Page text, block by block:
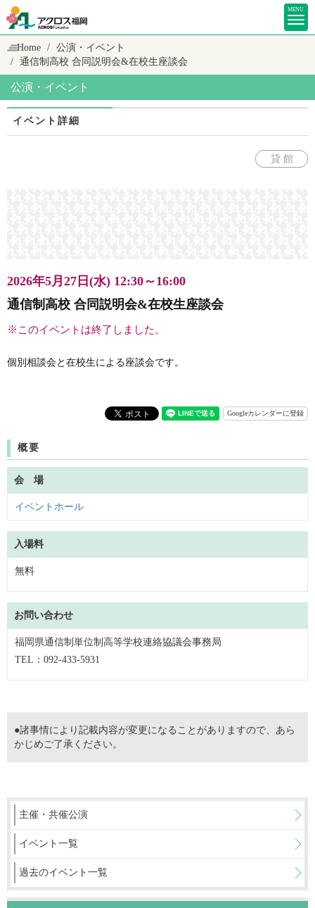
MENU
Home
公演・イベント
通信制高校 合同説明会&在校生座談会
公演・イベント
イベント詳細
貸 館
2026年5月27日(水) 12:30～16:00
通信制高校 合同説明会&在校生座談会
※このイベントは終了しました。
個別相談会と在校生による座談会です。
Googleカレンダーに登録
概要
会 場
イベントホール
入場料
無料
お問い合わせ
福岡県通信制単位制高等学校連絡協議会事務局
TEL：092-433-5931
●諸事情により記載内容が変更になることがありますので、あら
かじめご了承ください。
主催・共催公演
イベント一覧
過去のイベント一覧